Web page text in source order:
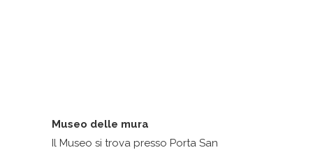
Museo delle mura
Il Museo si trova presso Porta San